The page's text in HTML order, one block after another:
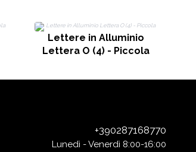
Lettere in Alluminio
Lettera O (4) - Piccola
+390287168770
Lunedì - Venerdì 8:00-16:00